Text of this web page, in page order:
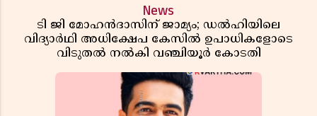
News
ടി ജി മോഹൻദാസിന് ജാമ്യം; ഡൽഹിയിലെ
വിദ്യാർഥി അധിക്ഷേപ കേസിൽ ഉപാധികളോടെ
വിടുതൽ നൽകി വഞ്ചിയൂർ കോടതി